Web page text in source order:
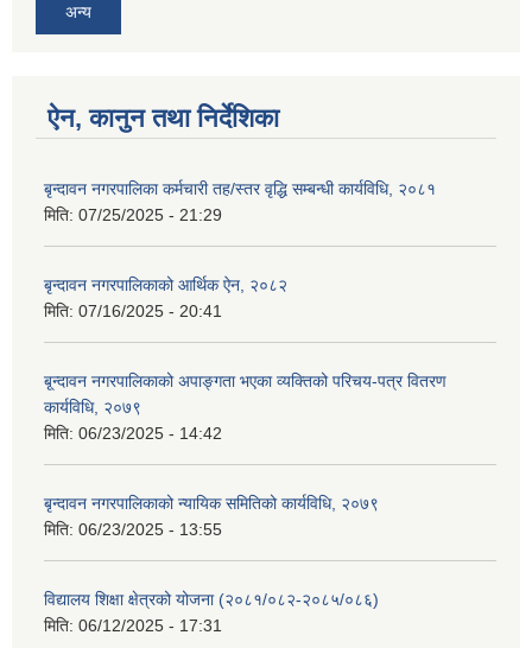
अन्य
ऐन, कानुन तथा निर्देशिका
बृन्दावन नगरपालिका कर्मचारी तह/स्तर वृद्धि सम्बन्धी कार्यविधि, २०८१
मिति: 07/25/2025 - 21:29
बृन्दावन नगरपालिकाको आर्थिक ऐन, २०८२
मिति: 07/16/2025 - 20:41
बृ्न्दावन नगरपालिकाको अपाङ्गता भएका व्यक्तिको परिचय-पत्र वितरण
कार्यविधि, २०७९
मिति: 06/23/2025 - 14:42
बृन्दावन नगरपालिकाको न्यायिक समितिको कार्यविधि, २०७९
मिति: 06/23/2025 - 13:55
विद्यालय शिक्षा क्षेत्रको योजना (२०८१/०८२-२०८५/०८६)
मिति: 06/12/2025 - 17:31